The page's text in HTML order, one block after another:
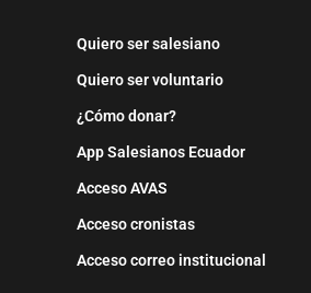
Quiero ser salesiano
Quiero ser voluntario
¿Cómo donar?
App Salesianos Ecuador
Acceso AVAS
Acceso cronistas
Acceso correo institucional